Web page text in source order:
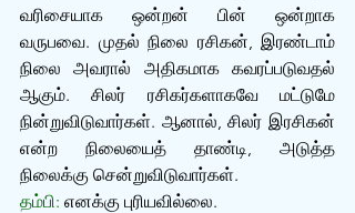
வரிசையாக ஒன்றன் பின் ஒன்றாக
வருபவை. முதல் நிலை ரசிகன், இரண்டாம்
நிலை அவரால் அதிகமாக கவரப்படுவதல்
ஆகும். சிலர் ரசிகர்களாகவே மட்டுமே
நின்றுவிடுவார்கள். ஆனால், சிலர் இரசிகன்
என்ற நிலையைத் தாண்டி, அடுத்த
நிலைக்கு சென்றுவிடுவார்கள்.
தம்பி: எனக்கு புரியவில்லை.